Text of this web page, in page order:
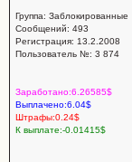
Группа: Заблокированные
Сообщений: 493
Регистрация: 13.2.2008
Пользователь №: 3 874
Заработано:6.26585$
Выплачено:6.04$
Штрафы:0.24$
К выплате:-0.01415$